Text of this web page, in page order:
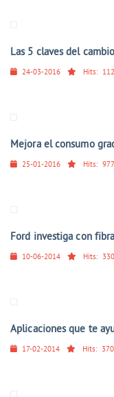
Las 5 claves del
24-03-2016 Hits:
Mejora el consumo
25-01-2016 Hits:
Ford investiga con
10-06-2014 Hits:
Aplicaciones que te
17-02-2014 Hits: